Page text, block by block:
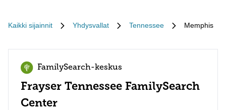
Kaikki sijainnit Yhdysvallat Tennessee Memphis
FamilySearch-keskus
Frayser Tennessee FamilySearch
Center